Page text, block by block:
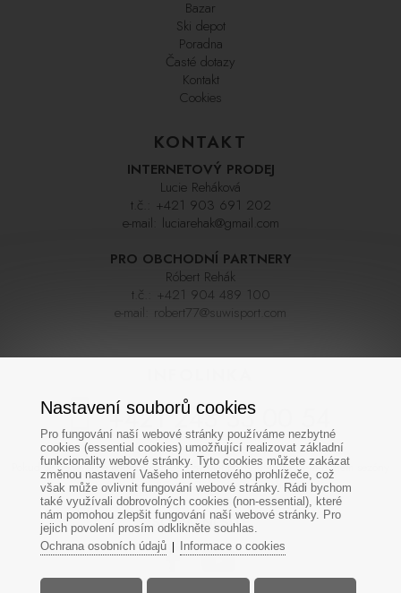
Bazar
Ski depot
Poradna
Časté dotazy
Kontakt
Cookies
KONTAKT
INTERNETOVÝ PRODEJ
Lucie Reháková
t.č.: +421 903 691 202
e-mail: luciarehak@gmail.com
PRO OBCHODNÍ PARTNERY
Róbert Rehák
t.č.:
+421 904 489 100
e-mail: robert77@suwisport.com
+421 243 33 00 54
Pokud se nedovoláte napoprvé zkuste zavolat později, linka bývá během sezóny
často velmi vytížená. Děkujeme za pochopení
SOCIÁLNÍ SÍTĚ
Nastavení souborů cookies
Pro fungování naší webové stránky používáme nezbytné
cookies (essential cookies) umožňující realizovat základní
funkcionality webové stránky. Tyto cookies můžete zakázat
změnou nastavení Vašeho internetového prohlížeče, což
však může ovlivnit fungování webové stránky. Rádi bychom
také využívali dobrovolných cookies (non-essential), které
nám pomohou zlepšit fungování naší webové stránky. Pro
jejich povolení prosím odklikněte souhlas.
Ochrana osobních údajů| Informace o cookies